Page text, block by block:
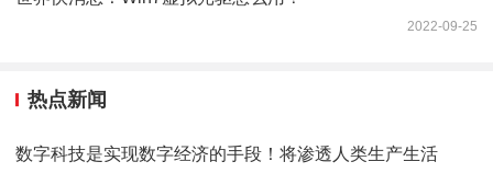
2022-09-25
热点新闻
数字科技是实现数字经济的手段！将渗透人类生产生活